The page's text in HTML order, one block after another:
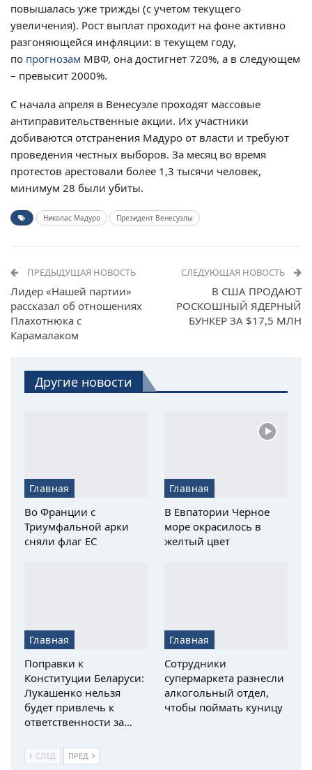
повышалась уже трижды (с учетом текущего
увеличения). Рост выплат проходит на фоне активно
разгоняющейся инфляции: в текущем году,
по прогнозам МВФ, она достигнет 720%, а в следующем
– превысит 2000%.
С начала апреля в Венесуэле проходят массовые
антиправительственные акции. Их участники
добиваются отстранения Мадуро от власти и требуют
проведения честных выборов. За месяц во время
протестов арестовали более 1,3 тысячи человек,
минимум 28 были убиты.
Николас Мадуро Президент Венесуэлы
ПРЕДЫДУЩАЯ НОВОСТЬ
Лидер «Нашей партии»
рассказал об отношениях
Плахотнюка с
Карамалаком
СЛЕДУЮЩАЯ НОВОСТЬ
В США ПРОДАЮТ
РОСКОШНЫЙ ЯДЕРНЫЙ
БУНКЕР ЗА $17,5 МЛН
Другие новости
Главная
Во Франции с
Триумфальной арки
сняли флаг ЕС
Главная
В Евпатории Черное
море окрасилось в
желтый цвет
Главная
Поправки к
Конституции Беларуси:
Лукашенко нельзя
будет привлечь к
ответственности за…
Главная
Сотрудники
супермаркета разнесли
алкогольный отдел,
чтобы поймать куницу
СЛЕД ПРЕД